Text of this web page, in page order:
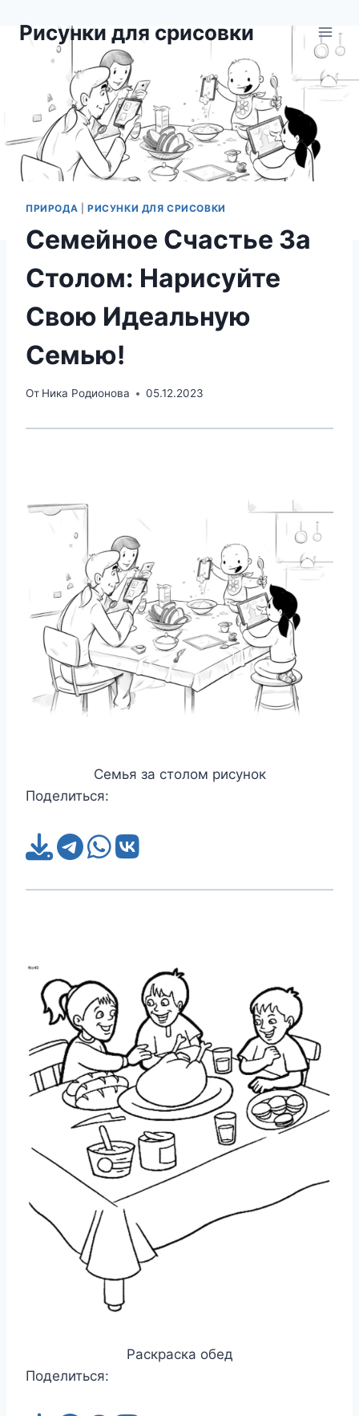
содержимому
Рисунки для срисовки
ПРИРОДА РИСУНКИ ДЛЯ СРИСОВКИ
Семейное Счастье За
Столом: Нарисуйте
Свою Идеальную
Семью!
От Ника Родионова 05.12.2023
Семья за столом рисунок
Поделиться:
Раскраска обед
Поделиться: